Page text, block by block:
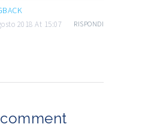
2018 At 15:07 RISPONDI